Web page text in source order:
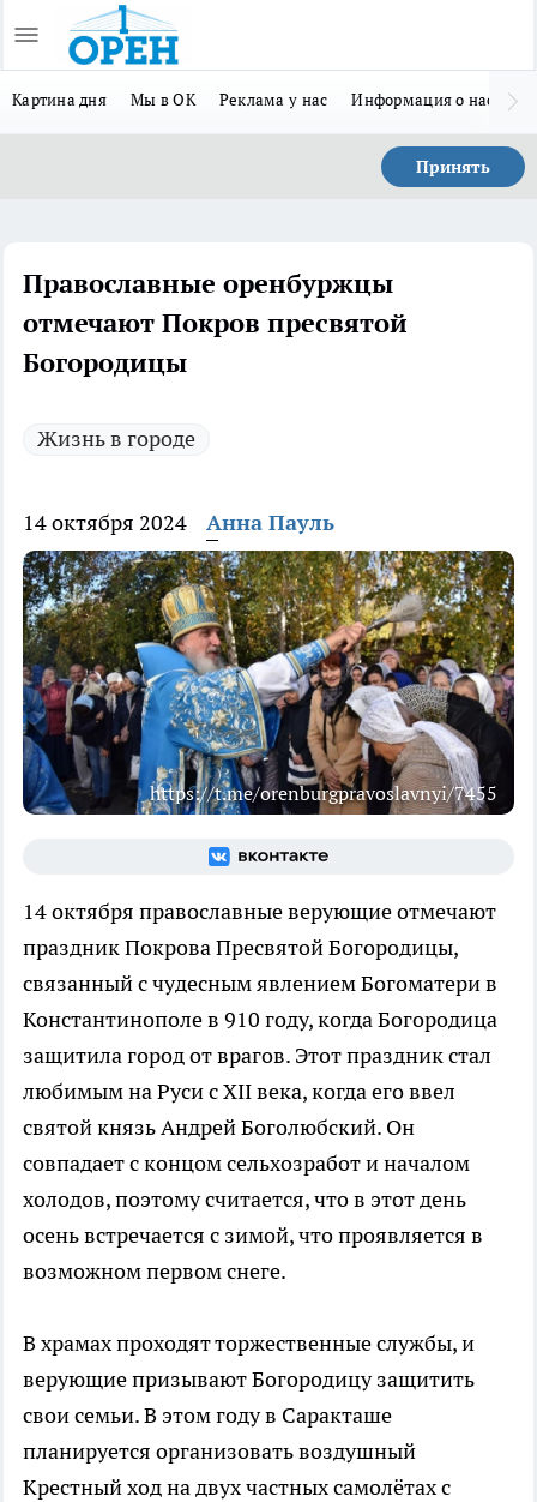
Картина дня Мы в ОК Реклама у нас Информация о нас
Принять
Православные оренбуржцы
отмечают Покров пресвятой
Богородицы
Жизнь в городе
14 октября 2024 Анна Пауль
https://t.me/orenburgpravoslavnyi/7455
14 октября православные верующие отмечают
праздник Покрова Пресвятой Богородицы,
связанный с чудесным явлением Богоматери в
Константинополе в 910 году, когда Богородица
защитила город от врагов. Этот праздник стал
любимым на Руси с XII века, когда его ввел
святой князь Андрей Боголюбский. Он
совпадает с концом сельхозработ и началом
холодов, поэтому считается, что в этот день
осень встречается с зимой, что проявляется в
возможном первом снеге.
В храмах проходят торжественные службы, и
верующие призывают Богородицу защитить
свои семьи. В этом году в Саракташе
планируется организовать воздушный
Крестный ход на двух частных самолётах с